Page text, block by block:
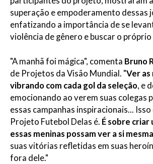
superação e empoderamento dessas
enfatizando a importância de se
violência de gênero e buscar o
"A manhã foi mágica", comenta Bruno
de Projetos da Visão Mundial. "Ver as
vibrando com cada gol da seleção, e
emocionando ao verem suas colegas
essas campanhas inspiracionais... Isso
Projeto Futebol Delas é. É sobre criar
essas meninas possam ver a si
suas vitórias refletidas em suas
fora dele."